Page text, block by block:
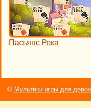
Пасьянс Река
© Мультики игры для